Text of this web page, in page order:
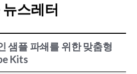
뉴스레터
샘플 파쇄를 위한 맞춤형
Kits